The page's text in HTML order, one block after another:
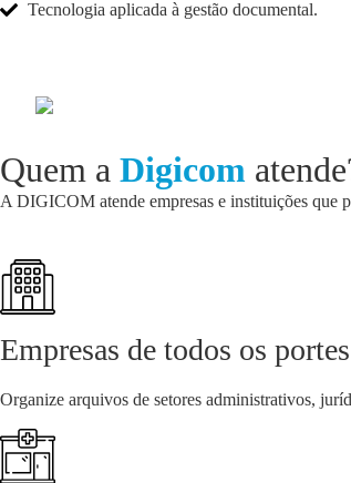
Tecnologia aplicada à gestão documental.
Quem a Digicom
A DIGICOM atende empresas e instituições que
Empresas de todos os portes
Organize arquivos de setores administrativos,